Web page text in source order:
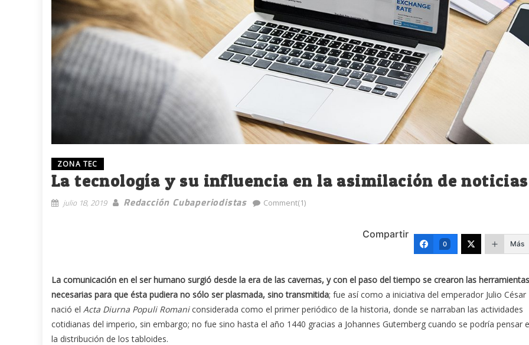
ZONA TEC
La tecnología y su influencia en la asimilación de noticias
julio 18, 2019 Redacción Cubaperiodistas Comment(1)
Compartir
0 Más
La comunicación en el ser humano surgió desde la era de las cavernas, y con el paso del tiempo se crearon las herramientas
necesarias para que ésta pudiera no sólo ser plasmada, sino transmitida; fue así como a iniciativa del emperador Julio César
nació el Acta Diurna Populi Romaniconsiderada como el primer periódico de la historia, donde se narraban las actividades
cotidianas del imperio, sin embargo; no fue sino hasta el año 1440 gracias a Johannes Gutemberg cuando se podría pensar
la distribución de los tabloides.